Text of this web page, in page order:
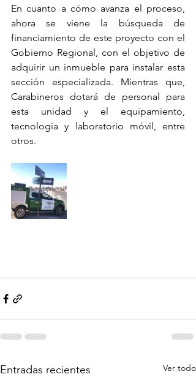
En cuanto a cómo avanza el proceso,
ahora se viene la búsqueda de
financiamiento de este proyecto con el
Gobierno Regional, con el objetivo de
adquirir un inmueble para instalar esta
sección especializada. Mientras que,
Carabineros dotará de personal para
esta unidad y el equipamiento,
tecnología y laboratorio móvil, entre
otros.
Entradas recientes Ver todo